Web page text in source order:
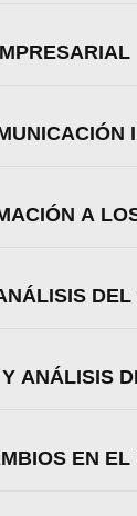
A
ANÁLISIS
EN EL
ofrecerte
sobre qué